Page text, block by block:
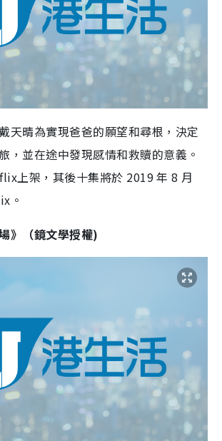
天晴為實現爸爸的願望和尋根，決定
，並在途中發現感情和救贖的意義。
上架，其後十集將於 2019年 8 月
。
》（鏡文學授權)